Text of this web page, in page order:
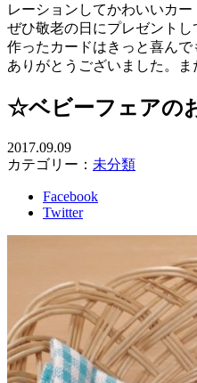
レーションしてかわいいカー
ぜひ敬老の日にプレゼント
作ったカードはきっと喜ん
ありがとうございました。
☆ベビーフェアの
2017.09.09
カテゴリー： 未分類
Facebook
Twitter